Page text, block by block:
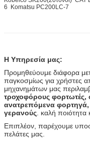
6 Komatsu PC200LC-7
Η Υπηρεσία μας:
Προμηθεύουμε διάφορα
παγκοσμίως για χρήστες
μηχανημάτων μας
τροχοφόρους
ανατρεπόμενα
γερανούς . καλή ποιότητα
Επιπλέον, παρέχουμε
πελάτες μας.